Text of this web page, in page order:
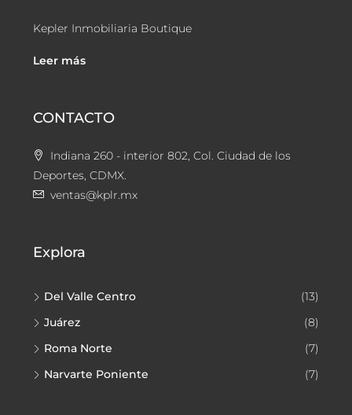
Kepler Inmobiliaria Boutique
Leer más
CONTACTO
Indiana 260 - interior 802, Col. Ciudad de los
Deportes, CDMX.
ventas@kplr.mx
Explora
Del Valle Centro
(13)
Juárez
(8)
Roma Norte
(7)
Narvarte Poniente
(7)